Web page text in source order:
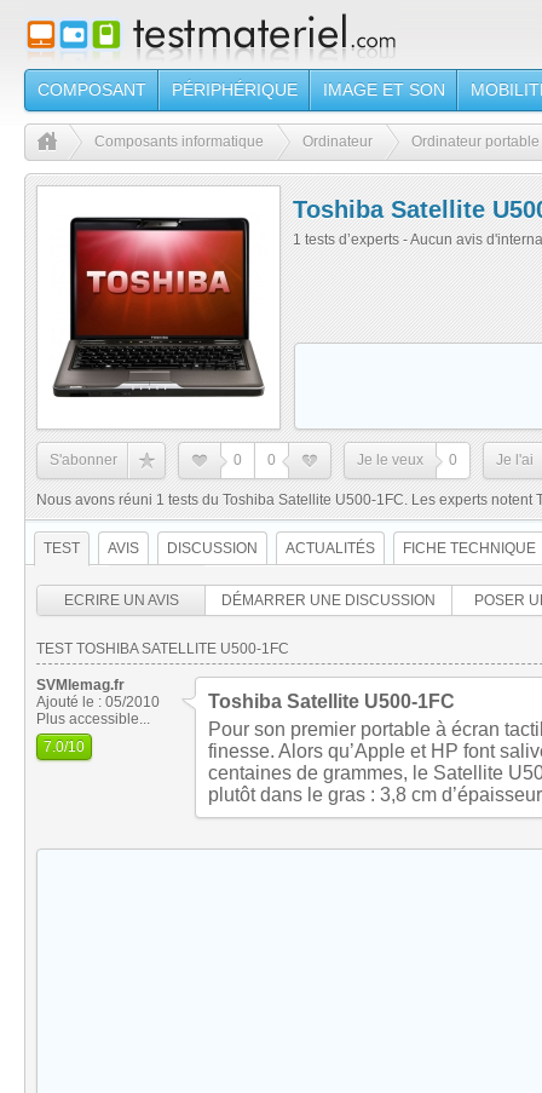
COMPOSANT PÉRIPHÉRIQUE IMAGE ET SON
Composants informatique Ordinateur Ordinateur portable
Toshiba Satellite
1 tests d’experts - Aucun avis
S'abonner 0 0 Je le veux 0 Je l'ai
Nous avons réuni 1 tests du Toshiba Satellite U500-1FC. Les experts
TEST AVIS DISCUSSION ACTUALITÉS FICHE TECHNIQUE
ECRIRE UN AVIS DÉMARRER UNE DISCUSSION POSER
TEST TOSHIBA SATELLITE U500-1FC
SVMlemag.fr
Ajouté le : 05/2010
Plus accessible...
7.0/10
Toshiba Satellite U500-1FC
Pour son premier portable à écran
finesse. Alors qu’Apple et HP font
centaines de grammes, le Satellite
plutôt dans le gras : 3,8 cm